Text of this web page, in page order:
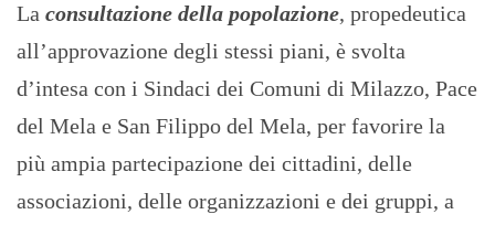
La consultazione della popolazione, propedeutica
all’approvazione degli stessi piani, è svolta
d’intesa con i Sindaci dei Comuni di Milazzo, Pace
del Mela e San Filippo del Mela, per favorire la
più ampia partecipazione dei cittadini, delle
associazioni, delle organizzazioni e dei gruppi, a